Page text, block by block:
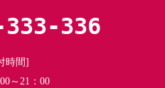
336
時間]
～21：00